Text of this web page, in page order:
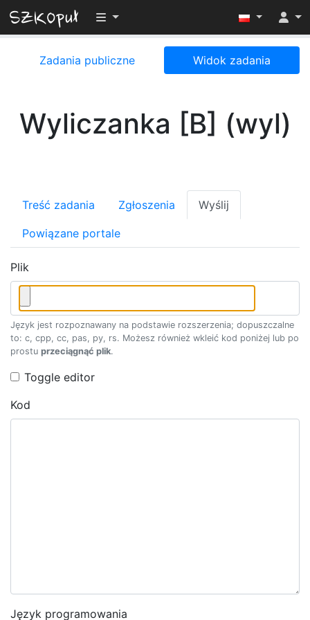
Przełącz widoczność menu
Zadania publiczne Widok zadania
Wyliczanka [B] (wyl)
Treść zadania Zgłoszenia Wyślij
Powiązane portale
Plik
Język jest rozpoznawany na podstawie rozszerzenia; dopuszczalne
to: c, cpp, cc, pas, py, rs. Możesz również wkleić kod poniżej lub po
prostu przeciągnąć plik.
Toggle editor
Kod
Język programowania